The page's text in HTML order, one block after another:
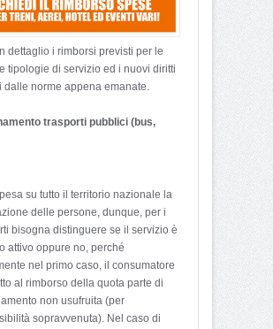
dettaglio i rimborsi previsti per le
tipologie di servizio ed i nuovi diritti
dalle norme appena emanate.
trasporti pubblici (bus,
su tutto il territorio nazionale la
delle persone, dunque, per i
bisogna distinguere se il servizio è
attivo oppure no, perché
nel primo caso, il consumatore
al rimborso della quota parte di
non usufruita (per
sopravvenuta). Nel caso di